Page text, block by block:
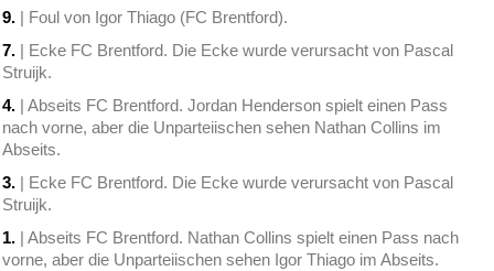
9. | Foul von Igor Thiago (FC Brentford).
7. | Ecke FC Brentford. Die Ecke wurde verursacht von Pascal
Struijk.
4. | Abseits FC Brentford. Jordan Henderson spielt einen Pass
nach vorne, aber die Unparteiischen sehen Nathan Collins im
Abseits.
3. | Ecke FC Brentford. Die Ecke wurde verursacht von Pascal
Struijk.
1. | Abseits FC Brentford. Nathan Collins spielt einen Pass nach
vorne, aber die Unparteiischen sehen Igor Thiago im Abseits.